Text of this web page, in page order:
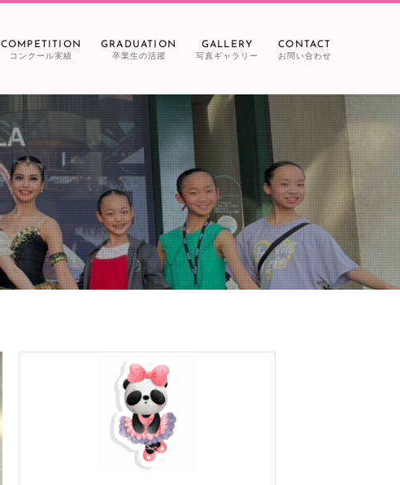
COMPETITION
コンクール実績
GRADUATION
卒業生の活躍
GALLERY
写真ギャラリー
CONTACT
お問い合わせ